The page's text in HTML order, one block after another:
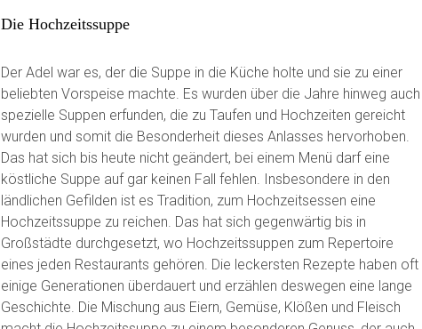
Die Hochzeitssuppe
Der Adel war es, der die Suppe in die Küche holte und sie zu einer
beliebten Vorspeise machte. Es wurden über die Jahre hinweg auch
spezielle Suppen erfunden, die zu Taufen und Hochzeiten gereicht
wurden und somit die Besonderheit dieses Anlasses hervorhoben.
Das hat sich bis heute nicht geändert, bei einem Menü darf eine
köstliche Suppe auf gar keinen Fall fehlen. Insbesondere in den
ländlichen Gefilden ist es Tradition, zum Hochzeitsessen eine
Hochzeitssuppe zu reichen. Das hat sich gegenwärtig bis in
Großstädte durchgesetzt, wo Hochzeitssuppen zum Repertoire
eines jeden Restaurants gehören. Die leckersten Rezepte haben oft
einige Generationen überdauert und erzählen deswegen eine lange
Geschichte. Die Mischung aus Eiern, Gemüse, Klößen und Fleisch